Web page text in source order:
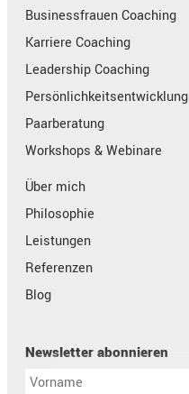
Businessfrauen Coaching
Karriere Coaching
Leadership Coaching
Persönlichkeitsentwicklung
Paarberatung
Workshops & Webinare
Über mich
Philosophie
Leistungen
Referenzen
Blog
Newsletter abonnieren